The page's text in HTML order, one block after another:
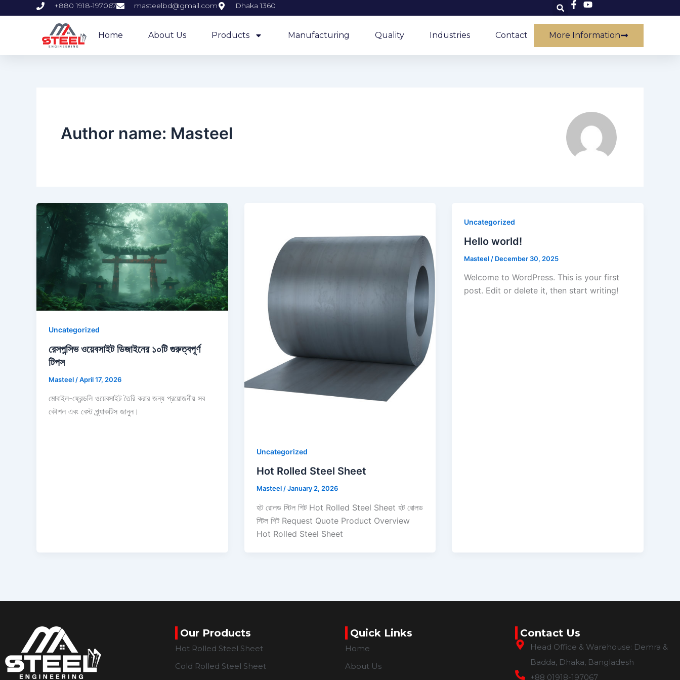
+880 1918-197067 masteelbd@gmail.com Dhaka 1360
Home About Us Products Manufacturing Quality Industries Contact More Information
Author name: Masteel
Uncategorized
রেসপন্সিভ ওয়েবসাইট ডিজাইনের ১০টি গুরুত্বপূর্ণ
টিপস
Masteel /April 17, 2026
মোবাইল-ফ্রেন্ডলি ওয়েবসাইট তৈরি করার জন্য প্রয়োজনীয় সব
কৌশল এবং বেস্ট প্র্যাকটিস জানুন।
Uncategorized
Hot Rolled Steel Sheet
Masteel /January 2, 2026
হট রোলড স্টিল শিট Hot Rolled Steel Sheet হট রোলড
স্টিল শিট Request Quote Product Overview
Hot Rolled Steel Sheet
Uncategorized
Hello world!
Masteel / December 30, 2025
Welcome to WordPress. This is your first
post. Edit or delete it, then start writing!
Our Products
Hot Rolled Steel Sheet
Cold Rolled Steel Sheet
Quick Links
Home
About Us
Contact Us
Head Office & Warehouse: Demra &
Badda, Dhaka, Bangladesh
+88 01918-197067